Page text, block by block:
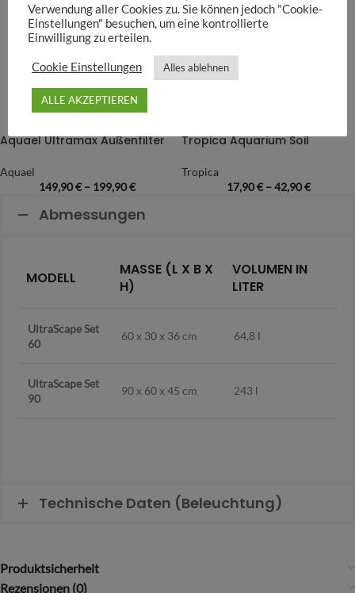
Aquael Ultramax Außenfilter
Aquael
149,90€– 199,90€
Tropica Aquarium Soil
Tropica
17,90€–42,90€
Abmessungen
MODELL
MASSE (L X B X H
)
VOLUMEN IN
LITER
UltraScape Set
60
60 x 30 x 36 cm 64,8 l
UltraScape Set
90
90 x 60 x 45 cm 243 l
Technische Daten (Beleuchtung)
Produktsicherheit
Rezensionen (0)
Verwendung aller Cookies zu. Sie können jedoch "Cookie-
Einstellungen" besuchen, um eine kontrollierte
Einwilligung zu erteilen.
Cookie Einstellungen Alles ablehnen
ALLE AKZEPTIEREN